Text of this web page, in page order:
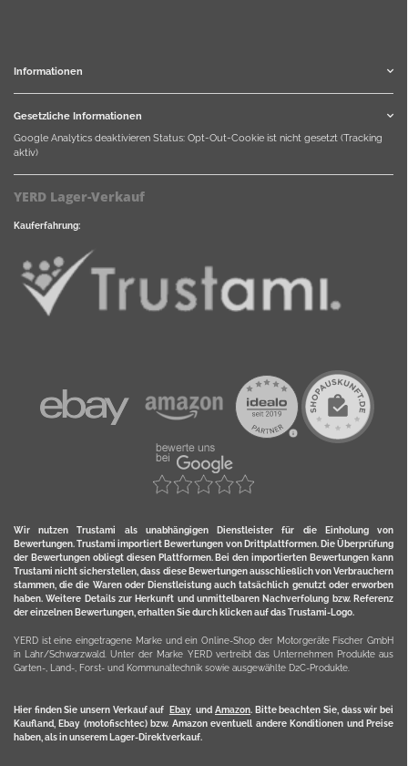
Informationen
Gesetzliche Informationen
Google Analytics deaktivieren Status: Opt-Out-Cookie ist nicht gesetzt (Tracking
aktiv)
YERD Lager-Verkauf
Kauferfahrung:
Wir nutzen Trustami als unabhängigen Dienstleister für die Einholung von
Bewertungen. Trustami importiert Bewertungen von Drittplattformen. Die Überprüfung
der Bewertungen obliegt diesen Plattformen. Bei den importierten Bewertungen kann
Trustami nicht sicherstellen, dass diese Bewertungen ausschließlich von Verbrauchern
stammen, die die Waren oder Dienstleistung auch tatsächlich genutzt oder erworben
haben. Weitere Details zur Herkunft und unmittelbaren Nachverfolung bzw. Referenz
der einzelnen Bewertungen, erhalten Sie durch klicken auf das Trustami-Logo.
YERD ist eine eingetragene Marke und ein Online-Shop der Motorgeräte Fischer GmbH
in Lahr/Schwarzwald. Unter der Marke YERD vertreibt das Unternehmen Produkte aus
Garten-, Land-, Forst- und Kommunaltechnik sowie ausgewählte D2C-Produkte.
Hier finden Sie unsern Verkauf auf Ebayund Amazon. Bitte beachten Sie, dass wir bei
Kaufland, Ebay (motofischtec) bzw. Amazon eventuell andere Konditionen und Preise
haben, als in unserem Lager-Direktverkauf.